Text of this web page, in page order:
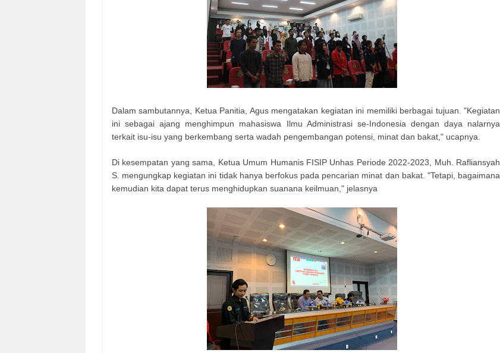
Dalam sambutannya, Ketua Panitia, Agus mengatakan kegiatan ini memiliki berbagai tujuan. "Kegiatan
ini sebagai ajang menghimpun mahasiswa Ilmu Administrasi se-Indonesia dengan daya nalarnya
terkait isu-isu yang berkembang serta wadah pengembangan potensi, minat dan bakat," ucapnya.
Di kesempatan yang sama, Ketua Umum Humanis FISIP Unhas Periode 2022-2023, Muh. Rafliansyah
S. mengungkap kegiatan ini tidak hanya berfokus pada pencarian minat dan bakat. "Tetapi, bagaimana
kemudian kita dapat terus menghidupkan suanana keilmuan," jelasnya